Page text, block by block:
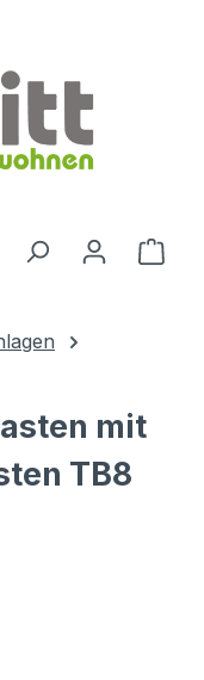
mit
TB8